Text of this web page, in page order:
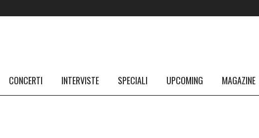
CONCERTI INTERVISTE SPECIALI UPCOMING MAGAZINE